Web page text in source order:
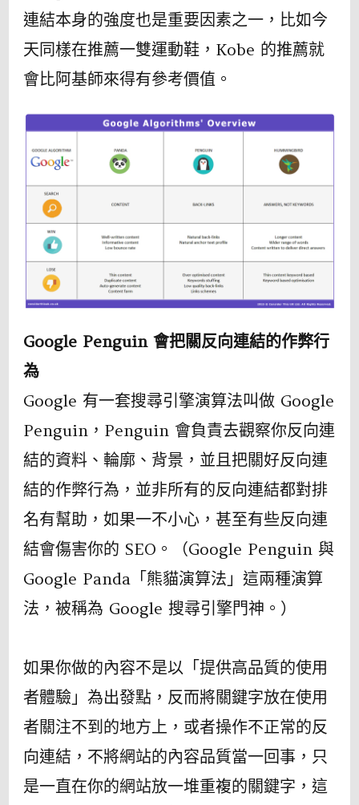
連結本身的強度也是重要因素之一，比如今
天同樣在推薦一雙運動鞋，Kobe 的推薦就
會比阿基師來得有參考價值。
Google Penguin 會把關反向連結的作弊行
為
Google 有一套搜尋引擎演算法叫做 Google
Penguin，Penguin 會負責去觀察你反向連
結的資料、輪廓、背景，並且把關好反向連
結的作弊行為，並非所有的反向連結都對排
名有幫助，如果一不小心，甚至有些反向連
結會傷害你的 SEO。（Google Penguin 與
Google Panda「熊貓演算法」這兩種演算
法，被稱為 Google 搜尋引擎門神。）
如果你做的內容不是以「提供高品質的使用
者體驗」為出發點，反而將關鍵字放在使用
者關注不到的地方上，或者操作不正常的反
向連結，不將網站的內容品質當一回事，只
是一直在你的網站放一堆重複的關鍵字，這